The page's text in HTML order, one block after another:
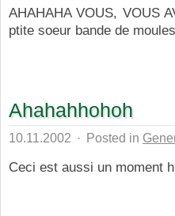
AHAHAHA VOUS, VOUS
ptite soeur bande de
Ahahahhohoh
10.11.2002 · Posted in
Ceci est aussi un moment